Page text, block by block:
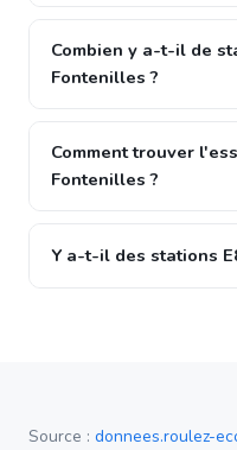
Combien y a-t-il de
Fontenilles ?
Comment trouver
Fontenilles ?
Y a-t-il des stations
Source : donnees.roulez-